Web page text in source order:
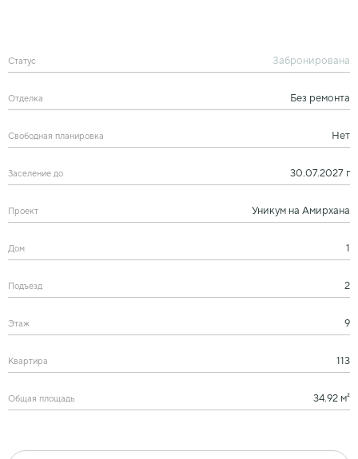
Статус Забронирована
Отделка Без ремонта
Свободная планировка Нет
Заселение до 30.07.2027 г
Проект Уникум на Амирхана
Дом 1
Подъезд 2
Этаж 9
Квартира 113
Общая площадь 34.92 м²